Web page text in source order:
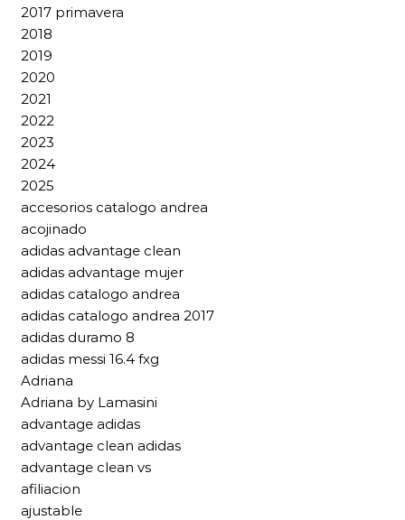
2017 primavera
2018
2019
2020
2021
2022
2023
2024
2025
accesorios catalogo andrea
acojinado
adidas advantage clean
adidas advantage mujer
adidas catalogo andrea
adidas catalogo andrea 2017
adidas duramo 8
adidas messi 16.4 fxg
Adriana
Adriana by Lamasini
advantage adidas
advantage clean adidas
advantage clean vs
afiliacion
ajustable